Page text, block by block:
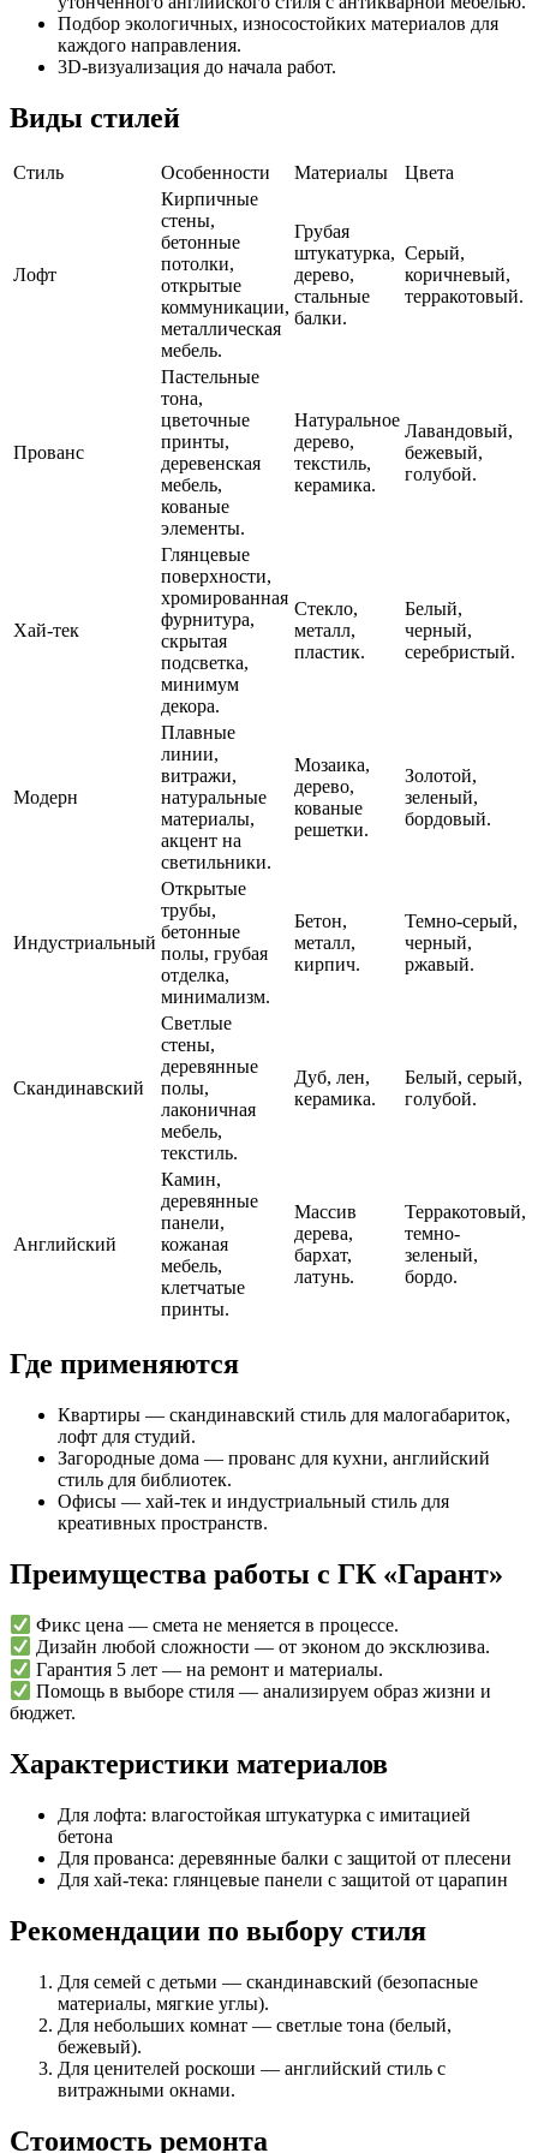
Подбор экологичных, износостойких материалов для
каждого направления.
3D-визуализация до начала работ.
Виды стилей
Стиль Особенности Материалы Цвета
Лофт
Кирпичные
стены,
бетонные
потолки,
открытые
коммуникации,
металлическая
мебель.
Грубая
штукатурка,
дерево,
стальные
балки.
Серый,
коричневый,
терракотовый.
Прованс
Пастельные
тона,
цветочные
принты,
деревенская
мебель,
кованые
элементы.
Натуральное
дерево,
текстиль,
керамика.
Лавандовый,
бежевый,
голубой.
Хай-тек
Глянцевые
поверхности,
хромированная
фурнитура,
скрытая
подсветка,
минимум
декора.
Стекло,
металл,
пластик.
Белый,
черный,
серебристый.
Модерн
Плавные
линии,
витражи,
натуральные
материалы,
акцент на
светильники.
Мозаика,
дерево,
кованые
решетки.
Золотой,
зеленый,
бордовый.
Индустриальный
Открытые
трубы,
бетонные
полы, грубая
отделка,
минимализм.
Бетон,
металл,
кирпич.
Темно-серый,
черный,
ржавый.
Скандинавский
Светлые
стены,
деревянные
полы,
лаконичная
мебель,
текстиль.
Дуб, лен,
керамика.
Белый, серый,
голубой.
Английский
Камин,
деревянные
панели,
кожаная
мебель,
клетчатые
принты.
Массив
дерева,
бархат,
латунь.
Терракотовый,
темно-
зеленый,
бордо.
Где применяются
Квартиры — скандинавский стиль для малогабариток,
лофт для студий.
Загородные дома — прованс для кухни, английский
стиль для библиотек.
Офисы — хай-тек и индустриальный стиль для
креативных пространств.
Преимущества работы с ГК «Гарант»
Фикс цена — смета не меняется в процессе.
Дизайн любой сложности — от эконом до эксклюзива.
Гарантия 5 лет — на ремонт и материалы.
Помощь в выборе стиля — анализируем образ жизни и
бюджет.
Характеристики материалов
Для лофта: влагостойкая штукатурка с имитацией
бетона
Для прованса: деревянные балки с защитой от плесени
Для хай-тека: глянцевые панели с защитой от царапин
Рекомендации по выбору стиля
Для семей с детьми — скандинавский (безопасные
материалы, мягкие углы).
Для небольших комнат — светлые тона (белый,
бежевый).
Для ценителей роскоши — английский стиль с
витражными окнами.
Стоимость ремонта